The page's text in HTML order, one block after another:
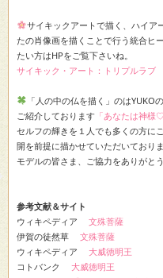
サイキックアートで描く、ハイア
たの肖像画を描くことで行う統合ヒ
たい方はHPをご覧下さいね。
サイキック・アート：トリプルラブ
「人の中の仏を描く」のはYUKO
ご紹介しております 「あなたは神様
セルフの輝きを１人でも多くの方に
開を前提に描かせていただいておりま
モデルの皆さま、ご協力をありがと
参考文献＆サイト
ウィキペディア
文殊菩薩
伊賀の徒然草
文殊菩薩
ウィキペディア
大威徳明王
コトバンク
大威徳明王